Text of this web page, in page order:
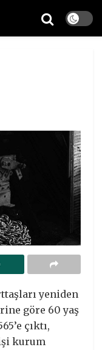
yeniden
göre 60 yaş
çıktı,
kurum